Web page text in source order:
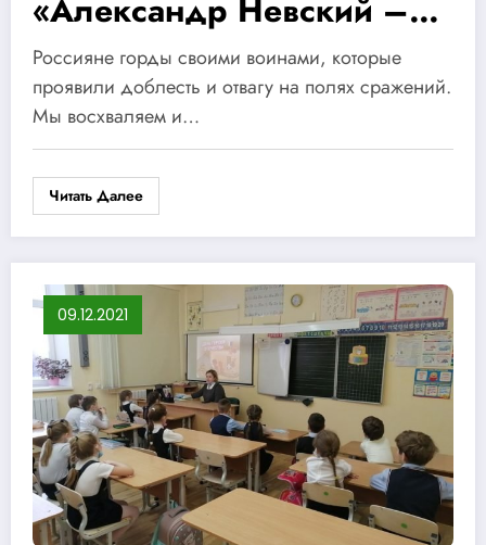
«Александр Невский –
защитник русской земли»
Россияне горды своими воинами, которые
проявили доблесть и отвагу на полях сражений.
Мы восхваляем и…
Читать Далее
09.12.2021